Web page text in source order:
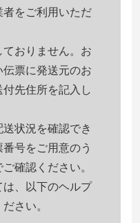
者をご利用いただ
ておりません。お
票に発送元のお
先住所を記入し
送状況を確認でき
号をご用意のう
確認ください。
、以下のヘルプ
さい。